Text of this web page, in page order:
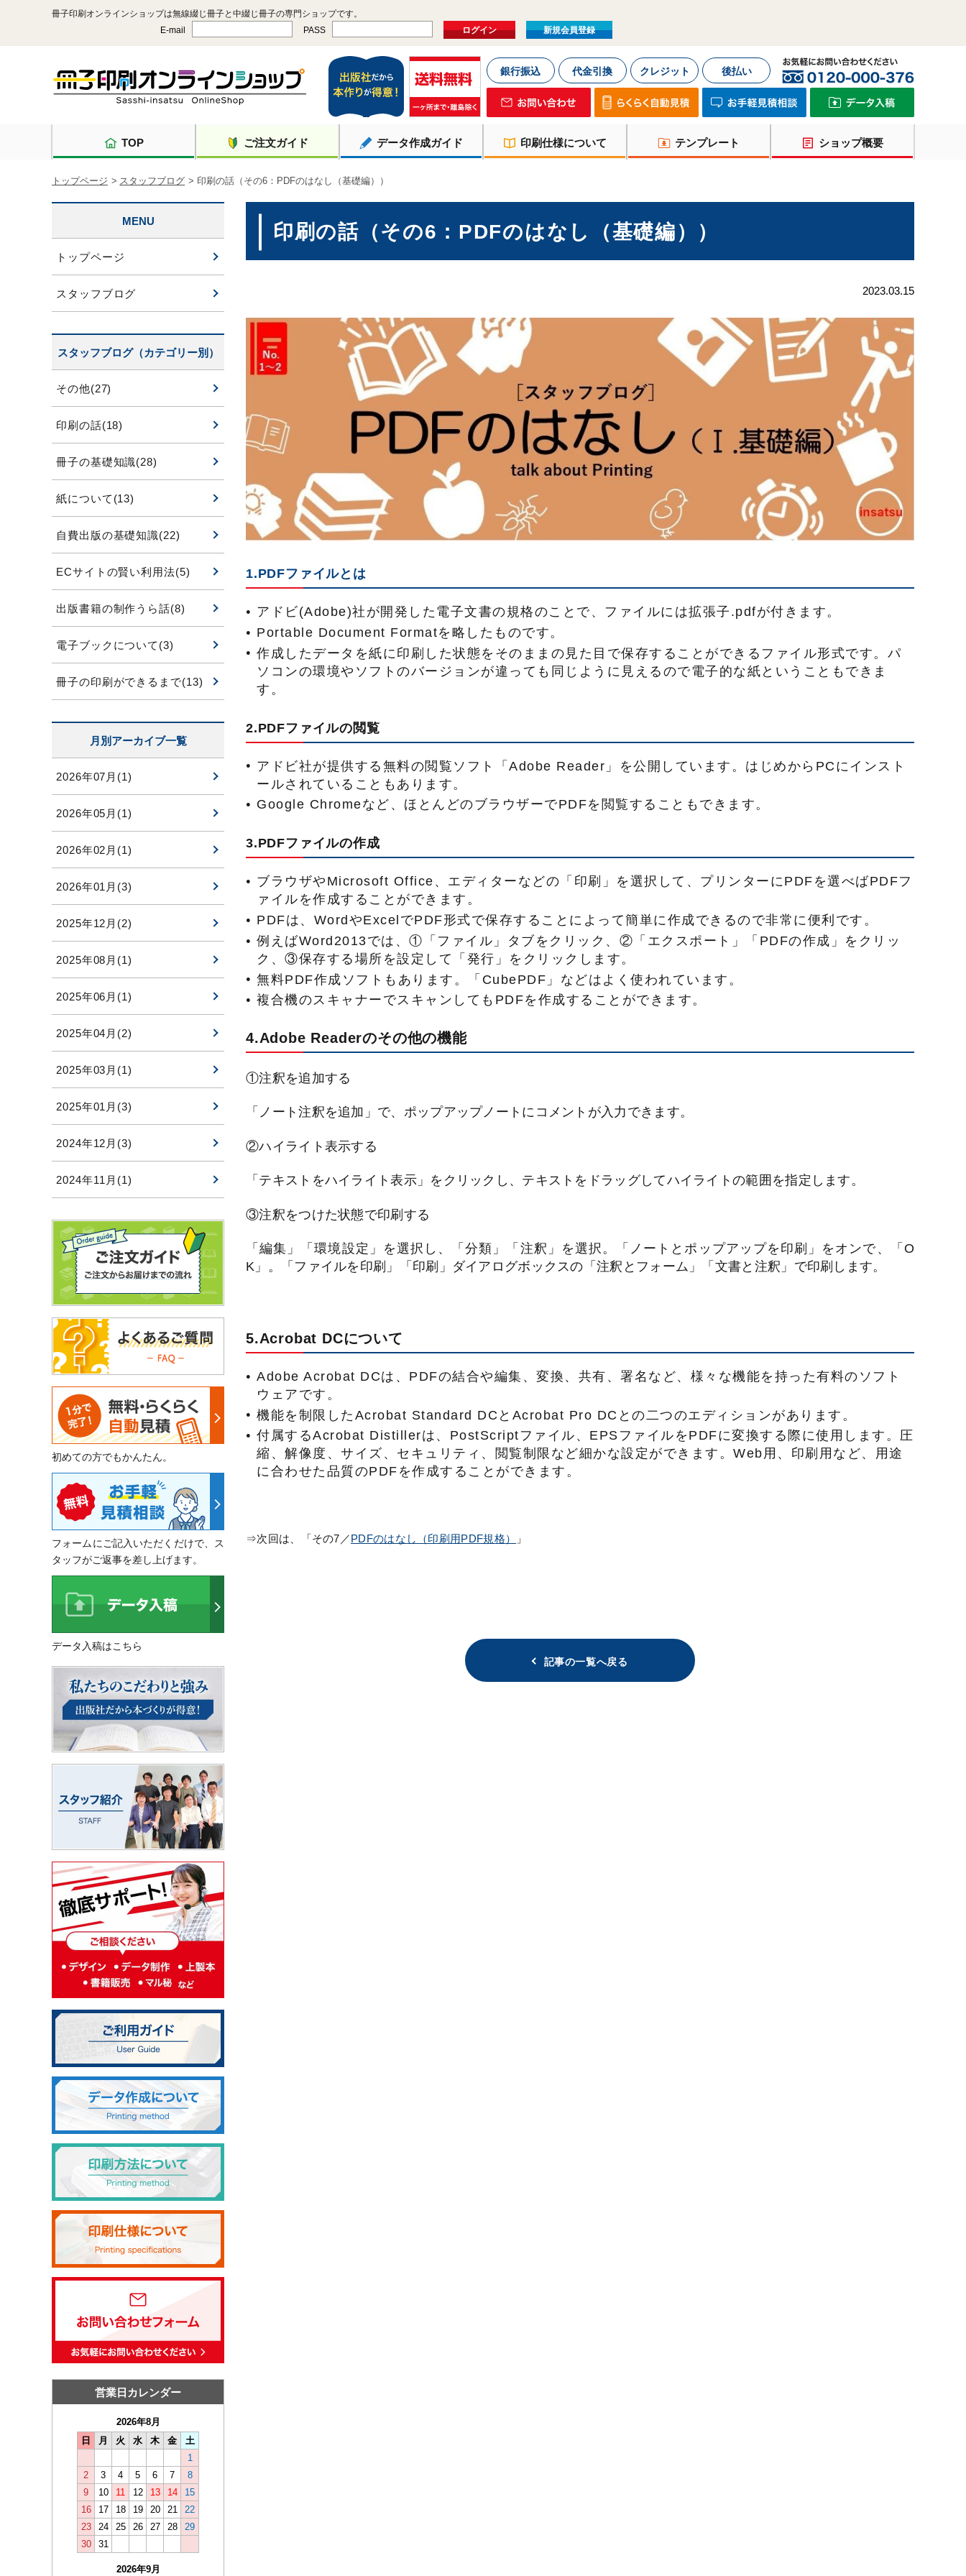
冊子印刷オンラインショップは無線綴じ冊子と中綴じ冊子の専門ショップです。
E-mail
PASS ログイン 新規会員登録
銀行振込 代金引換 クレジット 後払い
TOP ご注文ガイド データ作成ガイド 印刷仕様について テンプレート ショップ概要
トップページ スタッフブログ 印刷の話（その6：PDFのはなし（基礎編））
印刷の話（その6：PDFのはなし（基礎編））
2023.03.15
1.PDFファイルとは
アドビ(Adobe)社が開発した電子文書の規格のことで、ファイルには拡張子.pdfが付きます。
Portable Document Formatを略したものです。
作成したデータを紙に印刷した状態をそのままの見た目で保存することができるファイル形式です。パ
ソコンの環境やソフトのバージョンが違っても同じように見えるので電子的な紙ということもできま
す。
2.PDFファイルの閲覧
アドビ社が提供する無料の閲覧ソフト「Adobe Reader」を公開しています。はじめからPCにインスト
ールされていることもあります。
Google Chromeなど、ほとんどのブラウザーでPDFを閲覧することもできます。
3.PDFファイルの作成
ブラウザやMicrosoft Office、エディターなどの「印刷」を選択して、プリンターにPDFを選べばPDFフ
ァイルを作成することができます。
PDFは、WordやExcelでPDF形式で保存することによって簡単に作成できるので非常に便利です。
例えばWord2013では、①「ファイル」タブをクリック、②「エクスポート」「PDFの作成」をクリッ
ク、③保存する場所を設定して「発行」をクリックします。
無料PDF作成ソフトもあります。「CubePDF」などはよく使われています。
複合機のスキャナーでスキャンしてもPDFを作成することができます。
4.Adobe Readerのその他の機能
①注釈を追加する
「ノート注釈を追加」で、ポップアップノートにコメントが入力できます。
②ハイライト表示する
「テキストをハイライト表示」をクリックし、テキストをドラッグしてハイライトの範囲を指定します。
③注釈をつけた状態で印刷する
「編集」「環境設定」を選択し、「分類」「注釈」を選択。「ノートとポップアップを印刷」をオンで、「O
K」。「ファイルを印刷」「印刷」ダイアログボックスの「注釈とフォーム」「文書と注釈」で印刷します。
5.Acrobat DCについて
Adobe Acrobat DCは、PDFの結合や編集、変換、共有、署名など、様々な機能を持った有料のソフト
ウェアです。
機能を制限したAcrobat Standard DCとAcrobat Pro DCとの二つのエディションがあります。
付属するAcrobat Distillerは、PostScriptファイル、EPSファイルをPDFに変換する際に使用します。圧
縮、解像度、サイズ、セキュリティ、閲覧制限など細かな設定ができます。Web用、印刷用など、用途
に合わせた品質のPDFを作成することができます。
⇒次回は、「その7／PDFのはなし（印刷用PDF規格） 」
記事の一覧へ戻る
MENU
トップページ
スタッフブログ
スタッフブログ（カテゴリー別）
その他(27)
印刷の話(18)
冊子の基礎知識(28)
紙について(13)
自費出版の基礎知識(22)
ECサイトの賢い利用法(5)
出版書籍の制作うら話(8)
電子ブックについて(3)
冊子の印刷ができるまで(13)
月別アーカイブ一覧
2026年07月(1)
2026年05月(1)
2026年02月(1)
2026年01月(3)
2025年12月(2)
2025年08月(1)
2025年06月(1)
2025年04月(2)
2025年03月(1)
2025年01月(3)
2024年12月(3)
2024年11月(1)
初めての方でもかんたん。
フォームにご記入いただくだけで、ス
タッフがご返事を差し上げます。
データ入稿はこちら
営業日カレンダー
2026年8月
日
月 火 水 木 金
土
1
2
3 4 5 6 7
8
9
10 11 12 13 14
15
16
17 18 19 20 21
22
23
24 25 26 27 28
29
30
31
2026年9月